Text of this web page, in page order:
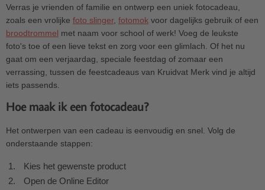
Verras je vrienden of familie en ontwerp een uniek fotocadeau,
zoals een vrolijke foto slinger, fotomok voor dagelijks gebruik of een
broodtrommel met naam voor school of werk! Voeg de leukste
foto's toe of een lieve tekst en zorg voor een glimlach. Of het nu
gaat om een verjaardag, speciale feestdag of zomaar een
verrassing, tussen de feestcadeaus van Kruidvat Merk vind je altijd
iets passends.
Hoe maak ik een fotocadeau?
Het ontwerpen van een cadeau is eenvoudig en snel. Volg de
onderstaande stappen:
Kies het gewenste product
Open de Online Editor